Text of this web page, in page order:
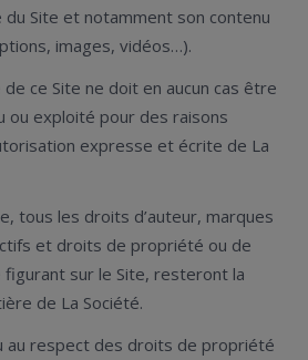
Site et notamment son contenu
images, vidéos…).
ce Site ne doit en aucun cas être
ou exploité pour des raisons
expresse et écrite de La
tous les droits d’auteur, marques
et droits de propriété ou de
sur le Site, resteront la
de La Société.
au respect des droits de propriété